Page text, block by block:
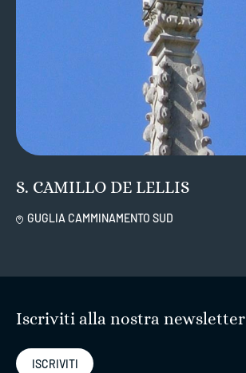
S. CAMILLO DE LELLIS
GUGLIA CAMMINAMENTO SUD
Iscriviti alla nostra newsletter
ISCRIVITI